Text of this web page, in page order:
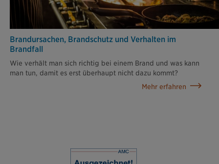
Brandursachen, Brandschutz und Verhalten im
Brandfall
Wie verhält man sich richtig bei einem Brand und was kann
man tun, damit es erst überhaupt nicht dazu kommt?
Mehr erfahren